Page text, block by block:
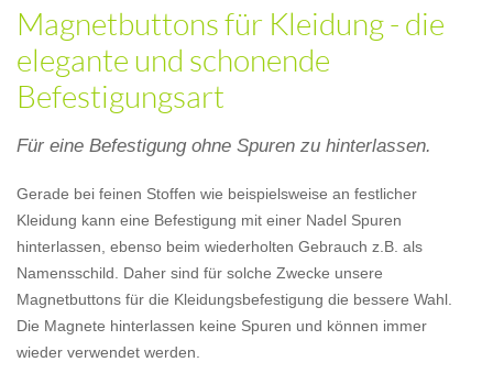
Magnetbuttons für Kleidung - die
elegante und schonende
Befestigungsart
Für eine Befestigung ohne Spuren zu hinterlassen.
Gerade bei feinen Stoffen wie beispielsweise an festlicher
Kleidung kann eine Befestigung mit einer Nadel Spuren
hinterlassen, ebenso beim wiederholten Gebrauch z.B. als
Namensschild. Daher sind für solche Zwecke unsere
Magnetbuttons für die Kleidungsbefestigung die bessere Wahl.
Die Magnete hinterlassen keine Spuren und können immer
wieder verwendet werden.